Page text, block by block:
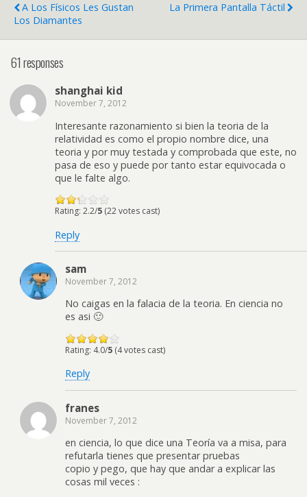
A Los Físicos Les Gustan
Los Diamantes
La Primera Pantalla Táctil
61 responses
shanghai kid
November 7, 2012
Interesante razonamiento si bien la teoria de la
relatividad es como el propio nombre dice, una
teoria y por muy testada y comprobada que este, no
pasa de eso y puede por tanto estar equivocada o
que le falte algo.
Rating: 2.2/5 (22 votes cast)
Reply
sam
November 7, 2012
No caigas en la falacia de la teoria. En ciencia no
es asi 🙂
Rating: 4.0/5 (4 votes cast)
Reply
franes
November 7, 2012
en ciencia, lo que dice una Teoría va a misa, para
refutarla tienes que presentar pruebas
copio y pego, que hay que andar a explicar las
cosas mil veces :